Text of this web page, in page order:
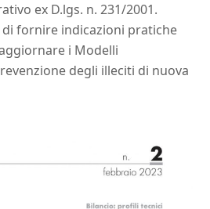
ex D.lgs. n. 231/2001.
di fornire indicazioni pratiche
i Modelli
degli illeciti di nuova